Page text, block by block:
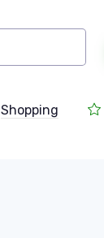
Shopping